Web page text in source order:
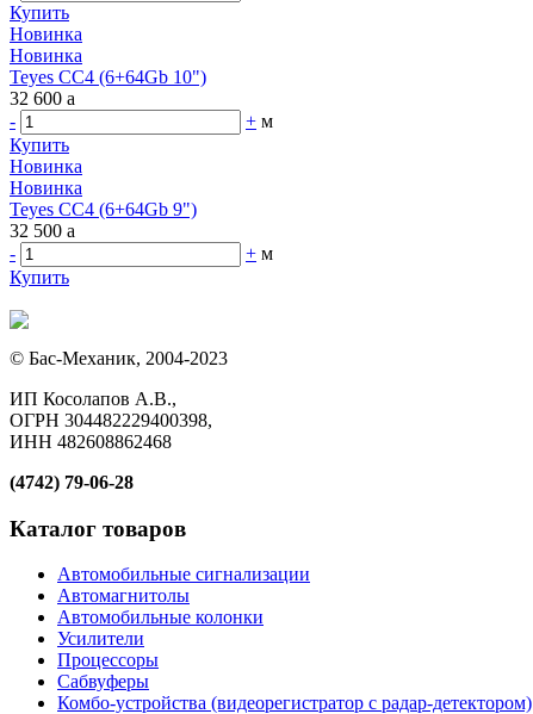
Купить
Новинка
Новинка
Teyes CC4 (6+64Gb 10")
32 600 a
-
+ м
Купить
Новинка
Новинка
Teyes CC4 (6+64Gb 9")
32 500 a
-
+ м
Купить
© Бас-Механик, 2004-2023
ИП Косолапов А.В.,
ОГРН 304482229400398,
ИНН 482608862468
(4742) 79-06-28
Каталог товаров
Автомобильные сигнализации
Автомагнитолы
Автомобильные колонки
Усилители
Процессоры
Сабвуферы
Комбо-устройства (видеорегистратор с радар-детектором)